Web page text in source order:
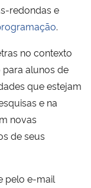
redondas e
.
no contexto
para alunos de
que estejam
e na
novas
de seus
pelo e-mail